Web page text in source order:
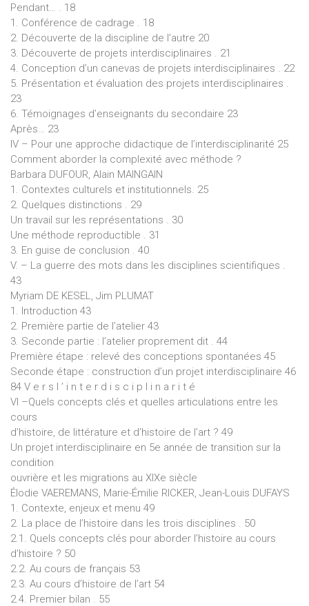
Pendant… . 18
1. Conférence de cadrage . 18
2. Découverte de la discipline de l’autre 20
3. Découverte de projets interdisciplinaires . 21
4. Conception d’un canevas de projets interdisciplinaires . 22
5. Présentation et évaluation des projets interdisciplinaires .
23
6. Témoignages d’enseignants du secondaire 23
Après… 23
IV – Pour une approche didactique de l’interdisciplinarité 25
Comment aborder la complexité avec méthode ?
Barbara DUFOUR, Alain MAINGAIN
1. Contextes culturels et institutionnels. 25
2. Quelques distinctions . 29
Un travail sur les représentations . 30
Une méthode reproductible . 31
3. En guise de conclusion . 40
V. – La guerre des mots dans les disciplines scientifiques .
43
Myriam DE KESEL, Jim PLUMAT
1. Introduction 43
2. Première partie de l’atelier 43
3. Seconde partie : l’atelier proprement dit . 44
Première étape : relevé des conceptions spontanées 45
Seconde étape : construction d’un projet interdisciplinaire 46
84 V e r s l ’ i n t e r d i s c i p l i n a r i t é
VI –Quels concepts clés et quelles articulations entre les
cours
d’histoire, de littérature et d’histoire de l’art ? 49
Un projet interdisciplinaire en 5e année de transition sur la
condition
ouvrière et les migrations au XIXe siècle
Élodie VAEREMANS, Marie-Émilie RICKER, Jean-Louis DUFAYS
1. Contexte, enjeux et menu 49
2. La place de l’histoire dans les trois disciplines . 50
2.1. Quels concepts clés pour aborder l’histoire au cours
d’histoire ? 50
2.2. Au cours de français 53
2.3. Au cours d’histoire de l’art 54
2.4. Premier bilan . 55